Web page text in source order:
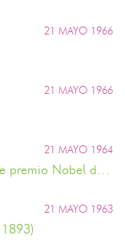
21 MAYO 1966
21 MAYO 1966
21 MAYO 1964
21 MAYO 1963